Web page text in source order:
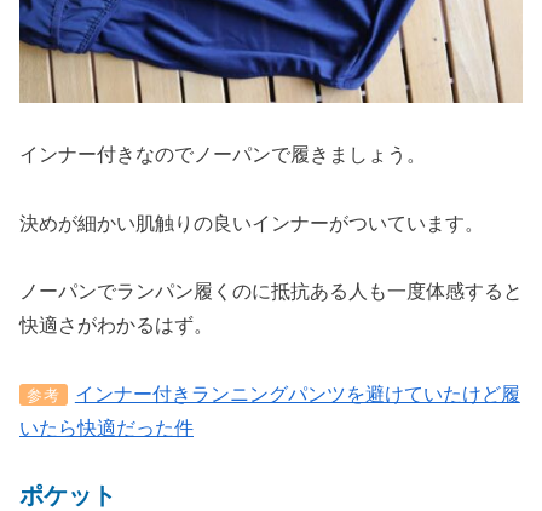
インナー付きなのでノーパンで履きましょう。
決めが細かい肌触りの良いインナーがついています。
ノーパンでランパン履くのに抵抗ある人も一度体感すると
快適さがわかるはず。
参考
インナー付きランニングパンツを避けていたけど履
いたら快適だった件
ポケット